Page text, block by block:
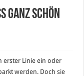
ganz schön
erster Linie ein oder
werden. Doch sie